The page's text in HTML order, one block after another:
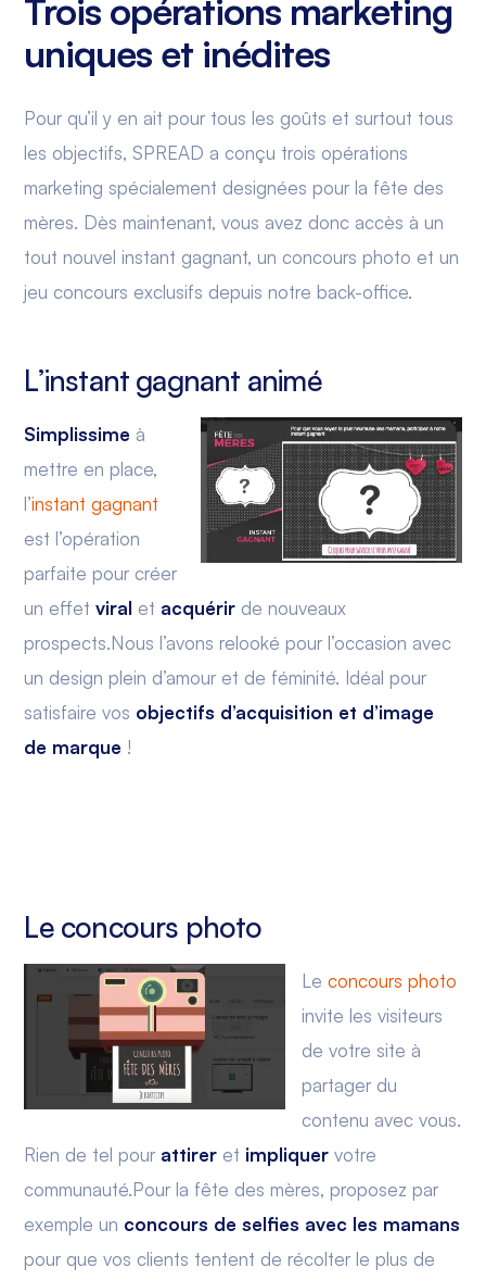
Trois opérations marketing
uniques et inédites
Pour qu’il y en ait pour tous les goûts et surtout tous
les objectifs, SPREAD a conçu trois opérations
marketing spécialement designées pour la fête des
mères. Dès maintenant, vous avez donc accès à un
tout nouvel instant gagnant, un concours photo et un
jeu concours exclusifs depuis notre back-office.
L’instant gagnant animé
Simplissime à
mettre en place,
l’instant gagnant
est l’opération
parfaite pour créer
un effetviral et acquérir de nouveaux
prospects.Nous l’avons relooké pour l’occasion avec
un design plein d’amour et de féminité. Idéal pour
satisfaire vos objectifs d’acquisition et d’image
de marque !
Le concours photo
Leconcours photo
invite les visiteurs
de votre site à
partager du
contenu avec vous.
Rien de tel pour attirer et impliquer votre
communauté.Pour la fête des mères, proposez par
exemple un concours de selfies avec les mamans
pour que vos clients tentent de récolter le plus de